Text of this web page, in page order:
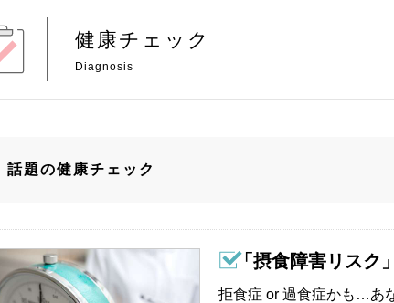
健康チェック
話題の健康チェック
「摂食障害リスク
拒食症 or 過食症かも…あ